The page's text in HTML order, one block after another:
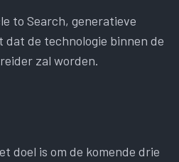
to Search, generatieve
de technologie binnen de
zal worden.
doel is om de komende drie